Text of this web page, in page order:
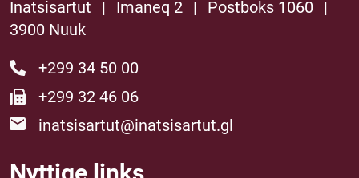
Inatsisartut | Imaneq 2 | Postboks 1060
|
3900 Nuuk
+299 34 50 00
+299 32 46 06
inatsisartut@inatsisartut.gl